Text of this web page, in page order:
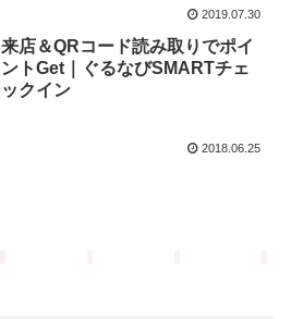
2019.07.30
来店＆QRコード読み取りでポイ
ントGet｜ぐるなびSMARTチェ
ックイン
2018.06.25